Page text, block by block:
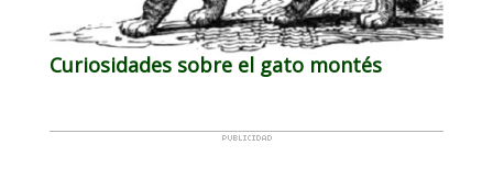
Curiosidades sobre el gato montés